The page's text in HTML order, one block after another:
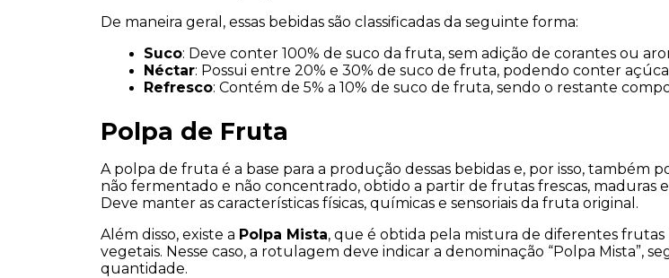
De maneira geral, essas bebidas são classificadas da seguinte forma:
Suco: Deve conter 100% de suco da fruta, sem adição de corantes ou
Néctar: Possui entre 20% e 30% de suco de fruta, podendo conter
Refresco: Contém de 5% a 10% de suco de fruta, sendo o restante
Polpa de Fruta
A polpa de fruta é a base para a produção dessas bebidas e, por isso,
não fermentado e não concentrado, obtido a partir de frutas frescas, maduras
Deve manter as características físicas, químicas e sensoriais da fruta original.
Além disso, existe a Polpa Mista, que é obtida pela mistura de diferentes
vegetais. Nesse caso, a rotulagem deve indicar a denominação “Polpa Mista”,
quantidade.